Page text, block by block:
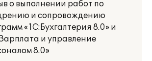
о выполнении работ по
и сопровождению
«1С:Бухгалтерия 8.0» и
и управление
8.0»